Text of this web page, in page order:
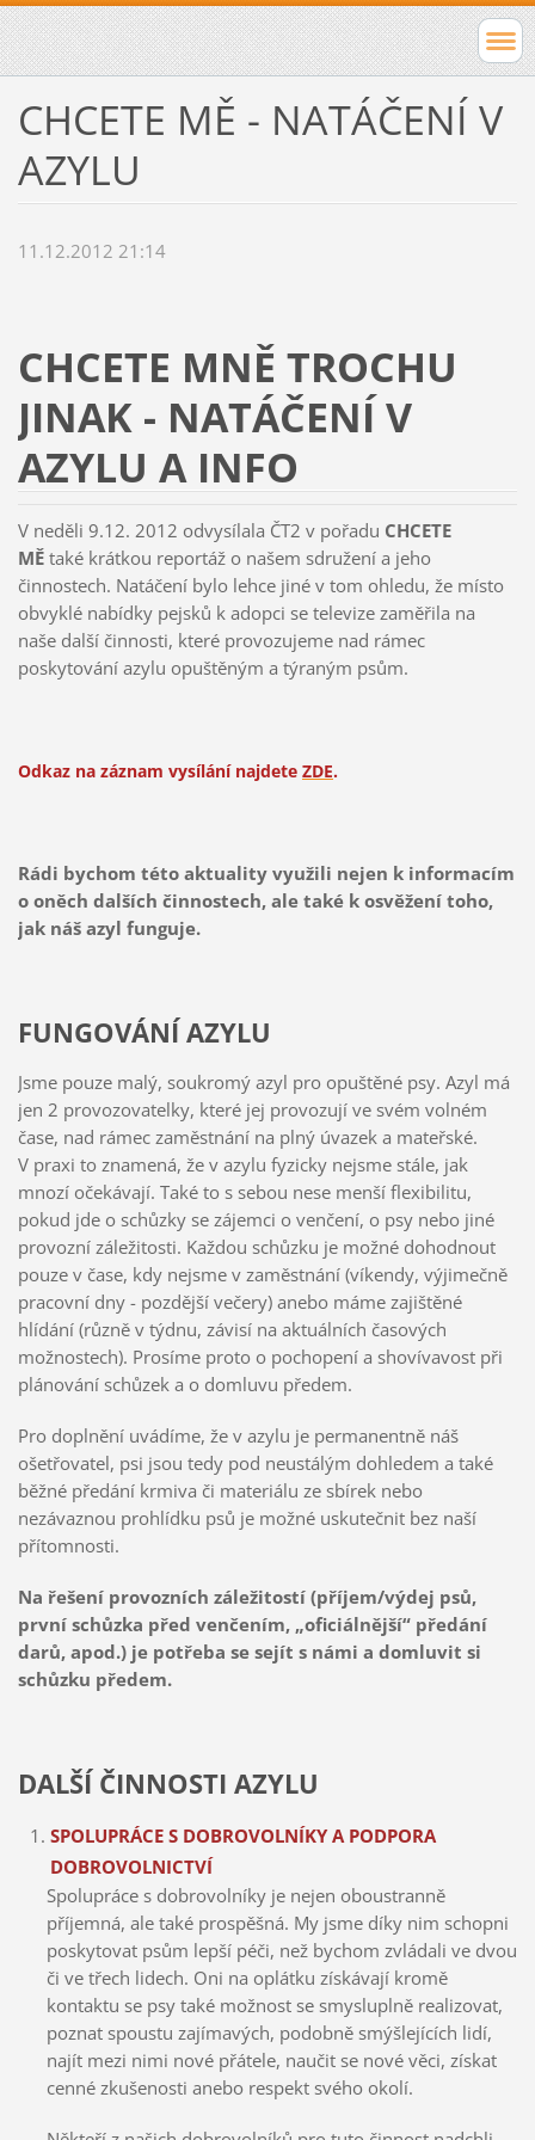
CHCETE MĚ - NATÁČENÍ V
AZYLU
11.12.2012 21:14
CHCETE MNĚ TROCHU
JINAK - NATÁČENÍ V
AZYLU A INFO
V neděli 9.12. 2012 odvysílala ČT2 v pořadu CHCETE
MĚtaké krátkou reportáž o našem sdružení a jeho
činnostech. Natáčení bylo lehce jiné v tom ohledu, že místo
obvyklé nabídky pejsků k adopci se televize zaměřila na
naše další činnosti, které provozujeme nad rámec
poskytování azylu opuštěným a týraným psům.
Odkaz na záznam vysílání najdete ZDE.
Rádi bychom této aktuality využili nejen k informacím
o oněch dalších činnostech, ale také k osvěžení toho,
jak náš azyl funguje.
FUNGOVÁNÍ AZYLU
Jsme pouze malý, soukromý azyl pro opuštěné psy. Azyl má
jen 2 provozovatelky, které jej provozují ve svém volném
čase, nad rámec zaměstnání na plný úvazek a mateřské.
V praxi to znamená, že v azylu fyzicky nejsme stále, jak
mnozí očekávají. Také to s sebou nese menší flexibilitu,
pokud jde o schůzky se zájemci o venčení, o psy nebo jiné
provozní záležitosti. Každou schůzku je možné dohodnout
pouze v čase, kdy nejsme v zaměstnání (víkendy, výjimečně
pracovní dny - pozdější večery) anebo máme zajištěné
hlídání (různě v týdnu, závisí na aktuálních časových
možnostech). Prosíme proto o pochopení a shovívavost při
plánování schůzek a o domluvu předem.
Pro doplnění uvádíme, že v azylu je permanentně náš
ošetřovatel, psi jsou tedy pod neustálým dohledem a také
běžné předání krmiva či materiálu ze sbírek nebo
nezávaznou prohlídku psů je možné uskutečnit bez naší
přítomnosti.
Na řešení provozních záležitostí (příjem/výdej psů,
první schůzka před venčením, „oficiálnější“ předání
darů, apod.) je potřeba se sejít s námi a domluvit si
schůzku předem.
DALŠÍ ČINNOSTI AZYLU
SPOLUPRÁCE S DOBROVOLNÍKY A PODPORA
DOBROVOLNICTVÍ
Spolupráce s dobrovolníky je nejen oboustranně
příjemná, ale také prospěšná. My jsme díky nim schopni
poskytovat psům lepší péči, než bychom zvládali ve dvou
či ve třech lidech. Oni na oplátku získávají kromě
kontaktu se psy také možnost se smysluplně realizovat,
poznat spoustu zajímavých, podobně smýšlejících lidí,
najít mezi nimi nové přátele, naučit se nové věci, získat
cenné zkušenosti anebo respekt svého okolí.